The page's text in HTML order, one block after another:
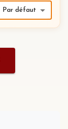
Par défaut